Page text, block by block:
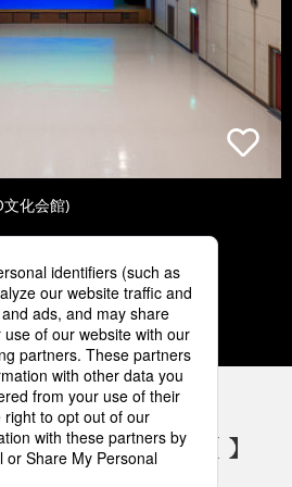
化会館)
3 4 5
電気設備 SNSアカウント